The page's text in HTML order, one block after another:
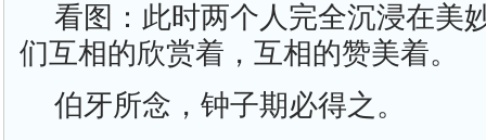
看图：此时两个人完全沉浸在美
们互相的欣赏着，互相的赞美着。
伯牙所念，钟子期必得之。